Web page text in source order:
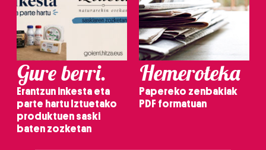
Gure berri.
Erantzun inkesta eta
parte hartu Iztuetako
produktuen saski
baten zozketan
Hemeroteka
Papereko zenbakiak
PDF formatuan